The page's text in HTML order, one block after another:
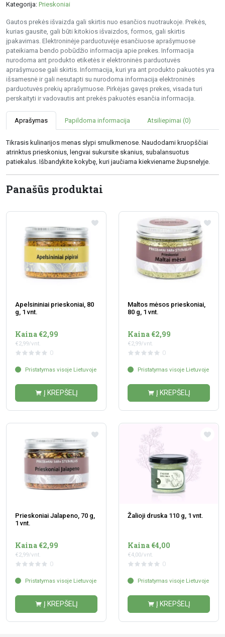
Kategorija: Prieskoniai
Gautos prekės išvaizda gali skirtis nuo esančios nuotraukoje. Prekės,
kurias gausite, gali būti kitokios išvaizdos, formos, gali skirtis
įpakavimas. Elektroninėje parduotuvėje esančiuose aprašymuose
pateikiama bendo pobūdžio informacija apie prekes. Informacija
nurodoma ant produkto etiketės ir elektroninės parduotuvės
aprašymuose gali skirtis. Informacija, kuri yra ant produkto pakuotės yra
išsamesnė ir gali nesutapti su nurodoma informacija elektroninės
parduotuvės prekių aprašymuose. Pirkėjas gavęs prekes, visada turi
perskaityti ir vadovautis ant prekės pakuotės esančia informacija.
Aprašymas Papildoma informacija Atsiliepimai (0)
Tikrasis kulinarijos menas slypi smulkmenose. Naudodami kruopščiai
atrinktus prieskonius, lengvai sukursite skanius, subalansuotus
patiekalus. Išbandykite kokybę, kuri jaučiama kiekviename žiupsnelyje.
Panašūs produktai
Apelsininiai prieskoniai, 80
g, 1 vnt.
Kaina €2,99
€2,99/vnt.
0
Pristatymas visoje Lietuvoje
Į KREPŠELĮ
Maltos mėsos prieskoniai,
80 g, 1 vnt.
Kaina €2,99
€2,99/vnt.
0
Pristatymas visoje Lietuvoje
Į KREPŠELĮ
Prieskoniai Jalapeno, 70 g,
1 vnt.
Kaina €2,99
€2,99/vnt.
0
Pristatymas visoje Lietuvoje
Į KREPŠELĮ
Žalioji druska 110 g, 1 vnt.
Kaina €4,00
€4,00/vnt.
0
Pristatymas visoje Lietuvoje
Į KREPŠELĮ